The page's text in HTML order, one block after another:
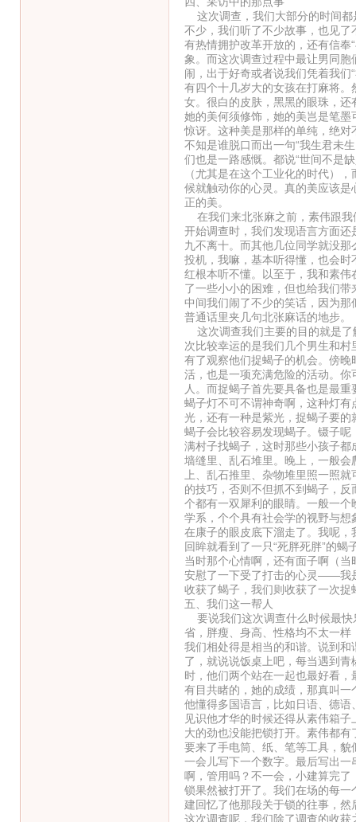
这次调查，我们大部分的时间都
不少，我们听了不少故事，也见
有热情拥护改革开放的，还有信奉
象。而这次调查过程中最让男同胞
闹，出于好奇或者说我们凭着我
有四个十几岁大的女孩在打麻将
女。很白的皮肤，黑黑的眼珠，
她的美何须修饰，她的美岂是笔
惊讶。这种美是那样的单纯，绝
不知是谁脱口而出一句“我生君未
们也是一路感慨。都说“世间不是
（尤其是在这个工业化的时代）
候就触动你的心灵。真的美应该
正的美。
在我们来北张麻之前，素伟跟我
开始调查时，我们发现语言方面
九不离十。而其他几位同学就没
投机，我嘛，基本听得懂，也会
红根本听不懂。以至于，我和素
了一些小小的困难，但也给我们
中间我们闹了不少的笑话，因为
普通话里夹几句北张麻话的地步。
这次调查我们主要的目的就是了
次比较幸运的是我们几个男生和
有了观察他们捉蝎子的机会。傍
活，也是一项充满危险的活动。
人。而捉蝎子首先要具备也是最
蝎子灯不可不谓神奇啊，这种灯
光，还有一种是紫光，捉蝎子要
蝎子会比较容易发现蝎子。镊子
满村子找蝎子，这时那些小孩子都
墙缝里、乱石堆里。晚上，一般会
上、乱石推里、杂物堆里照一照
的技巧，否则不但抓不到蝎子，
个都有一双犀利的眼睛。一般一
学系，个个具有社会学的视野与
在康子的眼皮底下溜走了。我呢
回眸就看到了一只“死胖死胖”的
当时那个心情啊，还有面子啊（
安慰了一下受了打击的心灵——我
收获了蝎子，我们则收获了一次捉
五、我们这一帮人
要说我们这次调查什么时候最快
省，胖瘦、身高、性格均不太一
我们相处得是相当的和谐。说到
了，就说说饭桌上吧，每当遇到
时，他们两个站在一起也最好看
有目共睹的，她的成绩，那真叫
他懂得多国语言，比如日语、德
见识他才华的时候还得从素伟箱
大的劲也没能把锁打开。素伟都
要来了手电筒、纸、笔等工具，
一会儿写下一个数字。最后写出
啊，管用吗？不一会，小建算完了
锁果然被打开了。我们在场的每
建回忆了他那段关于锁的往事，
这次调查呢，我们除了调查的收